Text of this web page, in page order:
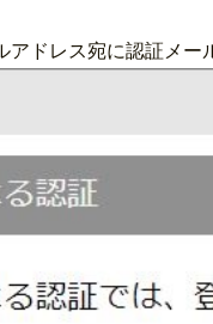
アドレス宛に認証メー